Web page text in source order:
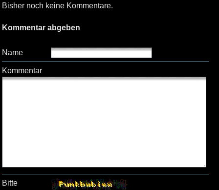
Bisher noch keine Kommentare.
Kommentar abgeben
Name
Kommentar
Bitte